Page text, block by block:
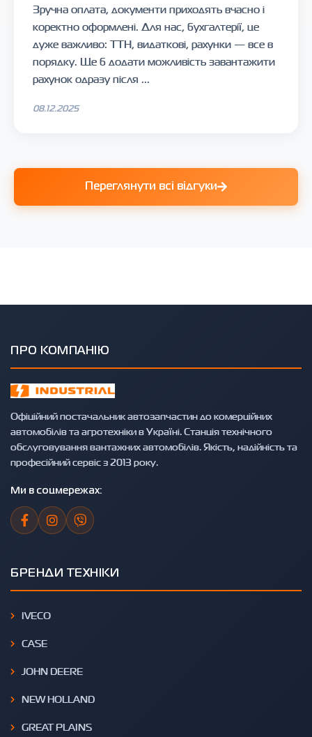
Зручна оплата, документи приходять вчасно і
коректно оформлені. Для нас, бухгалтерії, це
дуже важливо: ТТН, видаткові, рахунки — все в
порядку. Ще б додати можливість завантажити
рахунок одразу після ...
08.12.2025
Переглянути всі відгуки
ПРО КОМПАНІЮ
Офіційний постачальник автозапчастин до комерційних
автомобілів та агротехніки в Україні. Станція технічного
обслуговування вантажних автомобілів. Якість, надійність та
професійний сервіс з 2013 року.
Ми в соцмережах:
БРЕНДИ ТЕХНІКИ
IVECO
CASE
JOHN DEERE
NEW HOLLAND
GREAT PLAINS